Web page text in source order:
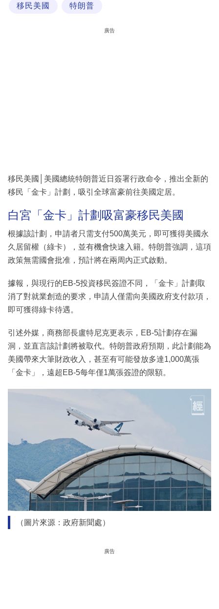
移民美國 特朗普
廣告
移民美國│美國總統特朗普近日簽署行政命令，推出全新的
移民「金卡」計劃，吸引全球富豪前往美國定居。
白宮「金卡」計劃吸富豪移民美國
根據該計劃，申請者只需支付500萬美元，即可獲得美國永
久居留權（綠卡），並有機會快速入籍。特朗普強調，這項
政策無需國會批准，預計將在兩周內正式啟動。
據報，與現行的EB-5投資移民簽證不同，「金卡」計劃取
消了對就業創造的要求，申請人僅需向美國政府支付款項，
即可獲得綠卡待遇。
引述外媒，商務部長盧特尼克更表示，EB-5計劃存在漏
洞，並直言該計劃將被取代。特朗普政府預期，此計劃能為
美國帶來大筆財政收入，甚至有可能發放多達1,000萬張
「金卡」，遠超EB-5每年僅1萬張簽證的限額。
（圖片來源：政府新聞處）
廣告